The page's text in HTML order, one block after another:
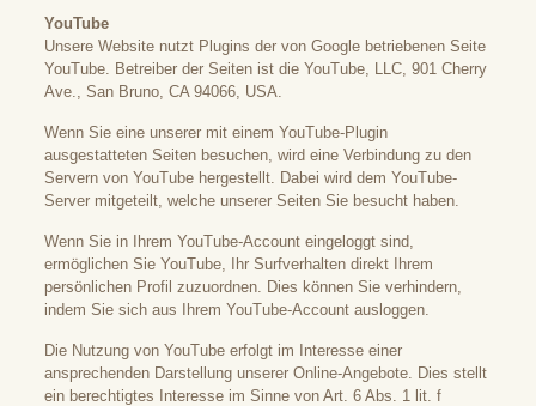
YouTube
Unsere Website nutzt Plugins der von Google betriebenen Seite
YouTube. Betreiber der Seiten ist die YouTube, LLC, 901 Cherry
Ave., San Bruno, CA 94066, USA.
Wenn Sie eine unserer mit einem YouTube-Plugin
ausgestatteten Seiten besuchen, wird eine Verbindung zu den
Servern von YouTube hergestellt. Dabei wird dem YouTube-
Server mitgeteilt, welche unserer Seiten Sie besucht haben.
Wenn Sie in Ihrem YouTube-Account eingeloggt sind,
ermöglichen Sie YouTube, Ihr Surfverhalten direkt Ihrem
persönlichen Profil zuzuordnen. Dies können Sie verhindern,
indem Sie sich aus Ihrem YouTube-Account ausloggen.
Die Nutzung von YouTube erfolgt im Interesse einer
ansprechenden Darstellung unserer Online-Angebote. Dies stellt
ein berechtigtes Interesse im Sinne von Art. 6 Abs. 1 lit. f